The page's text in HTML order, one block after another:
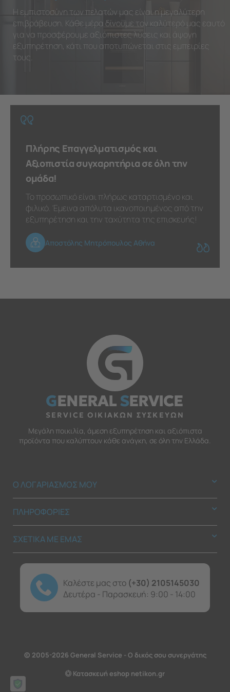
Η εμπιστοσύνη των πελατών μας είναι η μεγαλύτερη
επιβράβευση. Κάθε μέρα δίνουμε τον καλύτερό μας εαυτό
για να προσφέρουμε αξιόπιστες λύσεις και άψογη
εξυπηρέτηση, κάτι που αποτυπώνεται στις εμπειρίες
τους.
Πλήρης Επαγγελματισμός και
Αξιοπιστία συγχαρητήρια σε όλη την
ομάδα!
Το προσωπικό είναι πλήρως καταρτισμένο και
φιλικό. Έμεινα απόλυτα ικανοποιημένος από την
εξυπηρέτηση και την ταχύτητα της επισκευής!
Αποστόλης Μητρόπουλος Αθήνα
GENERALSERVICE
SERVICE ΟΙΚΙΑΚΩΝ ΣΥΣΚΕΥΩΝ
Μεγάλη ποικιλία, άμεση εξυπηρέτηση και αξιόπιστα
προϊόντα που καλύπτουν κάθε ανάγκη, σε όλη την Ελλάδα.
Ο ΛΟΓΑΡΙΑΣΜΟΣ ΜΟΥ
ΠΛΗΡΟΦΟΡΙΕΣ
ΣΧΕΤΙΚΑ ΜΕ ΕΜΑΣ
Καλέστε μας στο (+30) 2105145030
Δευτέρα - Παρασκευή: 9:00 - 14:00
© 2005-2026 General Service - Ο δικός σου συνεργάτης
Κατασκευή eshop netikon.gr